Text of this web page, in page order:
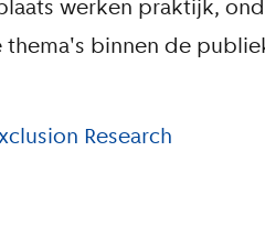
werken praktijk,
binnen de
Research